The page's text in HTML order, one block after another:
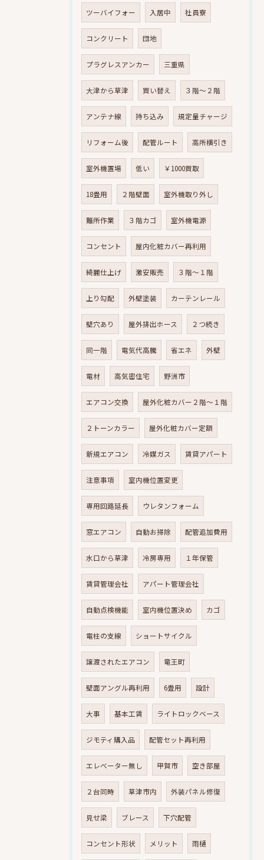
ツーバイフォー 入居中 社員寮
コンクリート 団地
プラグレスアンカー 三重県
大津から草津 買い替え ３階～２階
アンテナ線 持ち込み 規定量チャージ
リフォーム後 配管ルート 高所横引き
室外機置場 低い ￥1000買取
18畳用 ２階壁面 室外機取り外し
難所作業 ３階カゴ 室外機電源
コンセント 屋内化粧カバー再利用
綺麗仕上げ 激安販売 ３階～１階
上り勾配 外壁塗装 カーテンレール
壁穴あり 屋外排出ホース ２つ続き
同一階 電気代高騰 省エネ 外壁
電材 高気密住宅 野洲市
エアコン交換 屋外化粧カバー２階～１階
２トーンカラー 屋外化粧カバー定額
新規エアコン 冷媒ガス 賃貸アパート
注意事項 室内機位置変更
専用回路延長 ウレタンフォーム
窓エアコン 自動お掃除 配管追加費用
水口から草津 冷房専用 １年保管
賃貸管理会社 アパート管理会社
自動点検機能 室内機位置決め カゴ
電柱の支線 ショートサイクル
譲渡されたエアコン 竜王町
壁面アングル再利用 6畳用 設計
大事 基本工賃 ライトロックベース
ジモティ購入品 配管セット再利用
エレベーター無し 甲賀市 空き部屋
２台同時 草津市内 外装パネル修復
見せ梁 ブレース 下穴配管
コンセント形状 メリット 雨樋